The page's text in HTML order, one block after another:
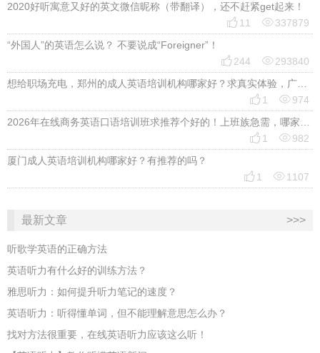
2020好听寓意又好的英文微信昵称（带翻译），还不赶紧get起来！
 11 337879
“外国人”的英语怎么说？ 不要说成“Foreigner”！
 244 293840
想给职场充电，郑州的成人英语培训机构哪家好？求真实体验，广告勿扰，感谢！
 1 974
2026年在线商务英语口语培训班求推荐个好的！上班族急需，哪家好？
 1 982
厦门成人英语培训机构哪家好？有推荐的吗？
 1 1107
最新文章 >>>
听歌学英语的正确方法
英语听力有什么好的训练方法？
雅思听力：如何提升听力笔记的速度？
英语听力：听得懂单词，但不能理解意思怎么办？
找对方法很重要，在线英语听力应该这么听！